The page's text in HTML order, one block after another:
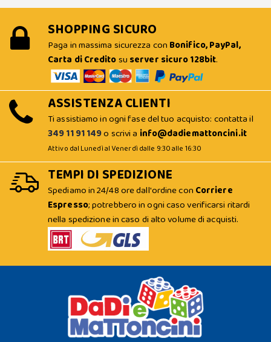
SHOPPING SICURO
Paga in massima sicurezza con Bonifico, PayPal,
Carta di Creditosu server sicuro 128bit.
ASSISTENZA CLIENTI
Ti assistiamo in ogni fase del tuo acquisto: contatta il
349 11 91 149o scrivi a info@dadiemattoncini.it
Attivo dal Lunedì al Venerdì dalle 9:30 alle 16:30
TEMPI DI SPEDIZIONE
Spediamo in 24/48 ore dall'ordine con Corriere
Espresso; potrebbero in ogni caso verificarsi ritardi
nella spedizione in caso di alto volume di acquisti.